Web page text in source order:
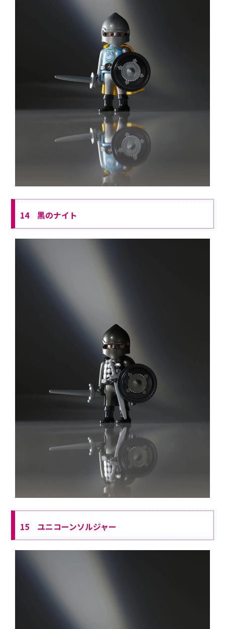
14 黒のナイト
15 ユニコーンソルジャー